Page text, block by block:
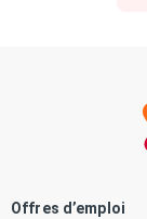
Offres d’emploi